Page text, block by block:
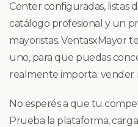
Center configuradas, listas
catálogo profesional y un
mayoristas. VentasxMayor
uno, para que puedas
realmente importa: vender
No esperés a que tu
Prueba la plataforma,